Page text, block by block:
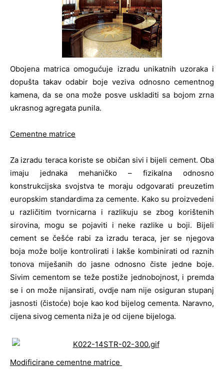
Obojena matrica omogućuje izradu unikatnih uzoraka i
dopušta takav odabir boje veziva odnosno cementnog
kamena, da se ona može posve uskladiti sa bojom zrna
ukrasnog agregata punila.
Cementne matrice
Za izradu teraca koriste se običan sivi i bijeli cement. Oba
imaju jednaka mehaničko – fizikalna odnosno
konstrukcijska svojstva te moraju odgovarati preuzetim
europskim standardima za cemente. Kako su proizvedeni
u različitim tvornicarna i razlikuju se zbog korištenih
sirovina, mogu se pojaviti i neke razlike u boji. Bijeli
cement se češće rabi za izradu teraca, jer se njegova
boja može bolje kontrolirati i lakše kombinirati od raznih
tonova miješanih do jasne odnosno čiste jedne boje.
Sivim cementom se teže postiže jednobojnost, i premda
se i on može nijansirati, ovdje nam nije osiguran stupanj
jasnosti (čistoće) boje kao kod bijelog cementa. Naravno,
cijena sivog cementa niža je od cijene bijeloga.
Modificirane cementne matrice